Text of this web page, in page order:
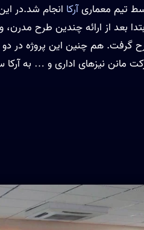
تیم معماریآرکا انجام شد.در
بعد از ارائه چندین طرح مدرن،
گرفت. هم چنین این پروژه در
مانن نیزهای اداری و … به